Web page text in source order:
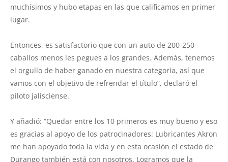
muchísimos y hubo etapas en las que calificamos en primer
lugar.
Entonces, es satisfactorio que con un auto de 200-250
caballos menos les pegues a los grandes. Además, tenemos
el orgullo de haber ganado en nuestra categoría, así que
vamos con el objetivo de refrendar el título”, declaró el
piloto jalisciense.
Y añadió: “Quedar entre los 10 primeros es muy bueno y eso
es gracias al apoyo de los patrocinadores: Lubricantes Akron
me han apoyado toda la vida y en esta ocasión el estado de
Durango también está con nosotros. Logramos que la